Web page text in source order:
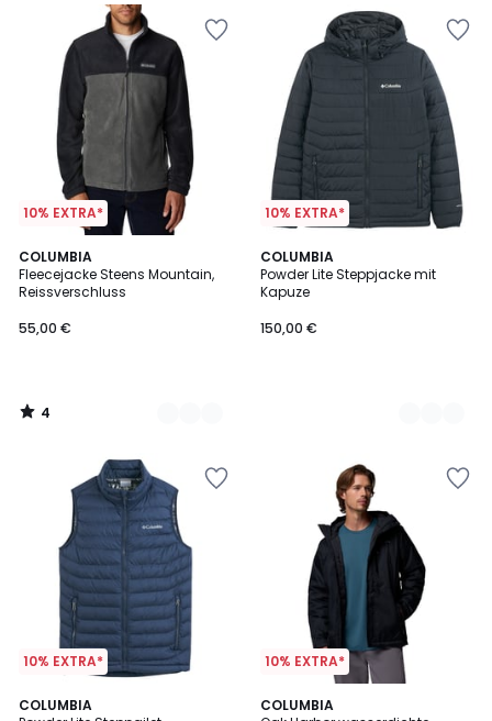
10% EXTRA*
COLUMBIA
Fleecejacke Steens Mountain,
Reissverschluss
55,00 €
4
/
5
2
Farben
4
/
10% EXTRA*
COLUMBIA
Powder Lite Steppjacke mit
Kapuze
150,00 €
2
Farben
10% EXTRA*
COLUMBIA
2
10% EXTRA*
COLUMBIA
2